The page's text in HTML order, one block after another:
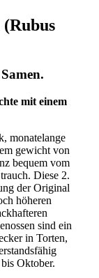
(Rubus
mit einem
monatelange
gewicht von
bequem vom
Diese 2.
der Original
höheren
sind ein
in Torten,
Oktober.